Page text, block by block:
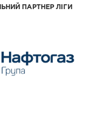
ПАРТНЕР ЛІГИ